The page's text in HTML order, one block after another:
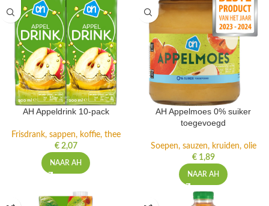
AH Appeldrink 10-pack
Frisdrank, sappen, koffie, thee
€2,07
NAAR AH
AH Appelmoes 0% suiker
toegevoegd
Soepen, sauzen, kruiden, olie
€1,89
NAAR AH